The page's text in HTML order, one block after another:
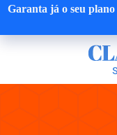
Pular
Garanta já o seu plano